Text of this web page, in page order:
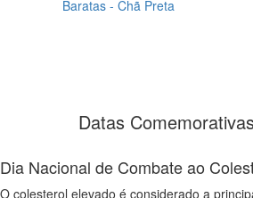
Baratas - Chã Preta
Datas
Dia Nacional de Combate ao
O colesterol elevado é considerado a